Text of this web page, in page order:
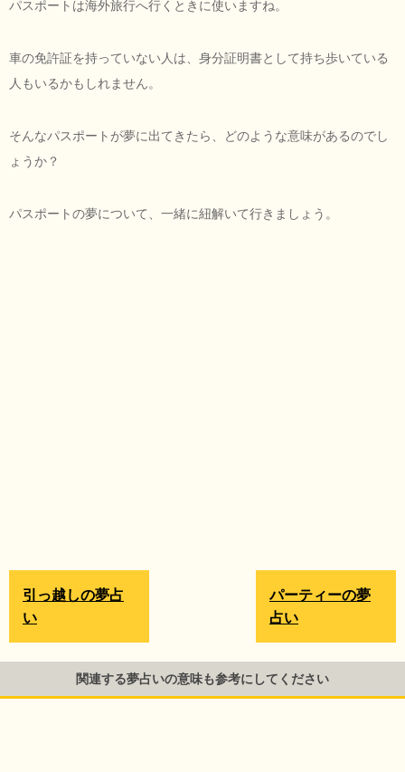
パスポートは海外旅行へ行くときに使いますね。
車の免許証を持っていない人は、身分証明書として持ち歩いている
人もいるかもしれません。
そんなパスポートが夢に出てきたら、どのような意味があるのでし
ょうか？
パスポートの夢について、一緒に紐解いて行きましょう。
パーティーの夢
占い
引っ越しの夢占
い
関連する夢占いの意味も参考にしてください